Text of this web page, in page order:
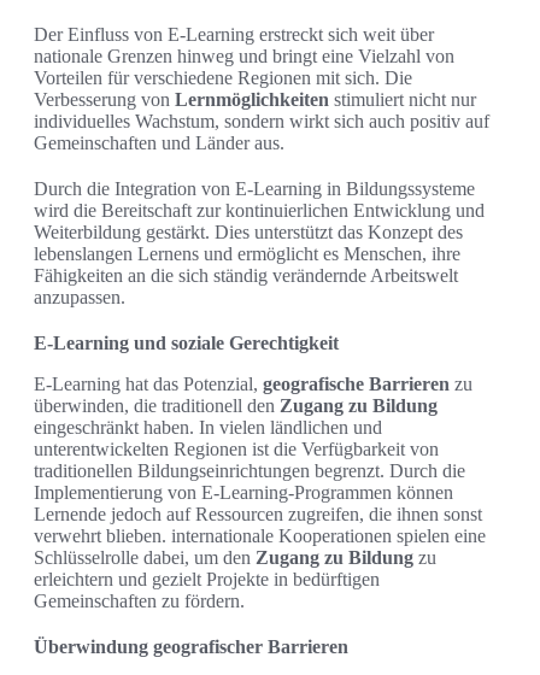
Der Einfluss von E-Learning erstreckt sich weit über
nationale Grenzen hinweg und bringt eine Vielzahl von
Vorteilen für verschiedene Regionen mit sich. Die
Verbesserung von Lernmöglichkeiten stimuliert nicht nur
individuelles Wachstum, sondern wirkt sich auch positiv auf
Gemeinschaften und Länder aus.
Durch die Integration von E-Learning in Bildungssysteme
wird die Bereitschaft zur kontinuierlichen Entwicklung und
Weiterbildung gestärkt. Dies unterstützt das Konzept des
lebenslangen Lernens und ermöglicht es Menschen, ihre
Fähigkeiten an die sich ständig verändernde Arbeitswelt
anzupassen.
E-Learning und soziale Gerechtigkeit
E-Learning hat das Potenzial, geografische Barrieren zu
überwinden, die traditionell den Zugang zu Bildung
eingeschränkt haben. In vielen ländlichen und
unterentwickelten Regionen ist die Verfügbarkeit von
traditionellen Bildungseinrichtungen begrenzt. Durch die
Implementierung von E-Learning-Programmen können
Lernende jedoch auf Ressourcen zugreifen, die ihnen sonst
verwehrt blieben. internationale Kooperationen spielen eine
Schlüsselrolle dabei, um den Zugang zu Bildung zu
erleichtern und gezielt Projekte in bedürftigen
Gemeinschaften zu fördern.
Überwindung geografischer Barrieren